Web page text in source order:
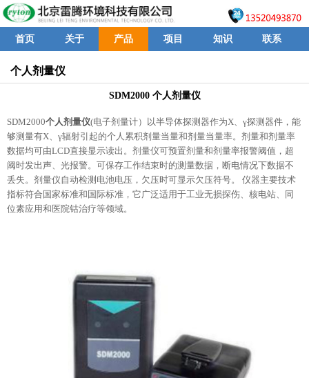
首页 关于 产品 项目 知识 联系
个人剂量仪
SDM2000 个人剂量仪
SDM2000个人剂量仪(电子剂量计）以半导体探测器作为X、γ探测器件，能
够测量有X、γ辐射引起的个人累积剂量当量和剂量当量率。剂量和剂量率
数据均可由LCD直接显示读出。剂量仪可预置剂量和剂量率报警阈值，超
阈时发出声、光报警。可保存工作结束时的测量数据，断电情况下数据不
丢失。剂量仪自动检测电池电压，欠压时可显示欠压符号。 仪器主要技术
指标符合国家标准和国际标准，它广泛适用于工业无损探伤、核电站、同
位素应用和医院钴治疗等领域。